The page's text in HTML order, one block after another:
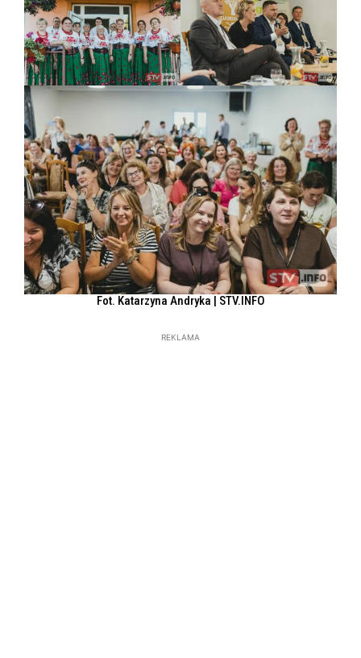
Fot. Katarzyna Andryka | STV.INFO
REKLAMA